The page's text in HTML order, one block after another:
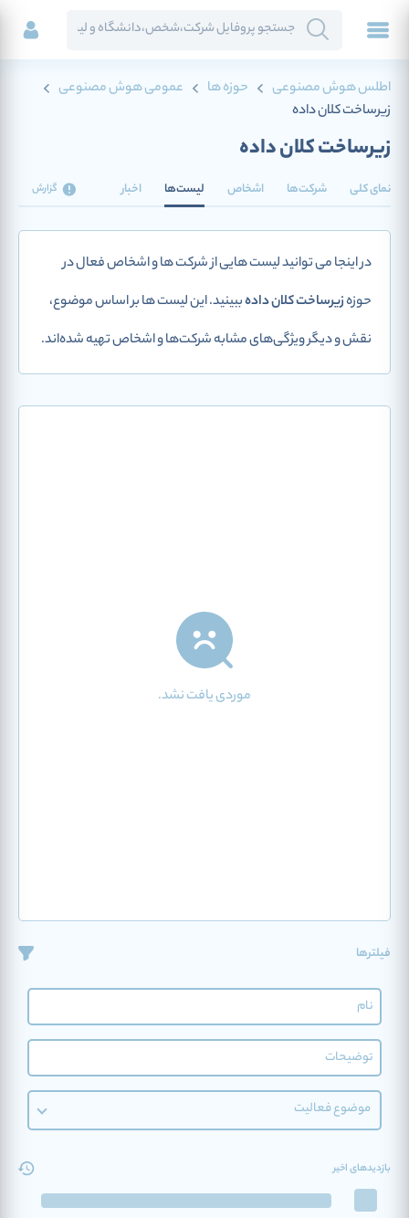
اطلس هوش مصنوعی حوزه ها
عمومی هوش مصنوعی
زیرساخت کلان داده
زیرساخت کلان داده
نمای کلی شرکت‌ها اشخاص لیست‌ها اخبار گزارش
در اینجا می توانید لیست هایی از شرکت ها و اشخاص فعال در
حوزهزیرساخت کلان دادهببینید. این لیست ها بر اساس موضوع،
نقش و دیگر ویژگی‌های مشابه شرکت‌ها و اشخاص تهیه شده‌اند.
موردی یافت نشد.
فیلترها
موضوع فعالیت
بازدیدهای اخیر